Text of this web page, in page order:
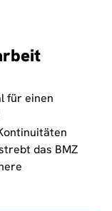
für einen
das BMZ